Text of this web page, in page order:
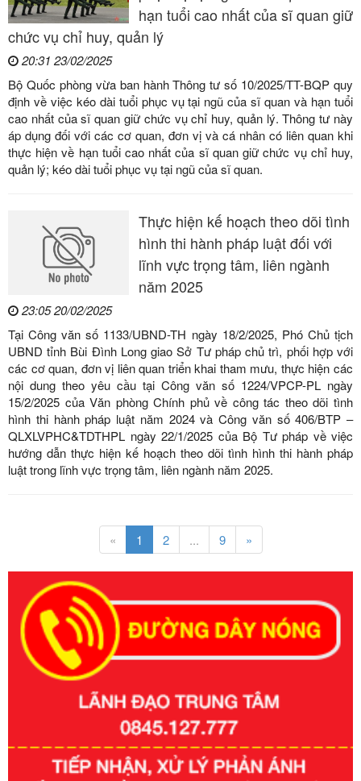
hạn tuổi cao nhất của sĩ quan giữ
chức vụ chỉ huy, quản lý
20:31 23/02/2025
Bộ Quốc phòng vừa ban hành Thông tư số 10/2025/TT-BQP quy
định về việc kéo dài tuổi phục vụ tại ngũ của sĩ quan và hạn tuổi
cao nhất của sĩ quan giữ chức vụ chỉ huy, quản lý. Thông tư này
áp dụng đối với các cơ quan, đơn vị và cá nhân có liên quan khi
thực hiện về hạn tuổi cao nhất của sĩ quan giữ chức vụ chỉ huy,
quản lý; kéo dài tuổi phục vụ tại ngũ của sĩ quan.
Thực hiện kế hoạch theo dõi tình
hình thi hành pháp luật đối với
lĩnh vực trọng tâm, liên ngành
năm 2025
23:05 20/02/2025
Tại Công văn số 1133/UBND-TH ngày 18/2/2025, Phó Chủ tịch
UBND tỉnh Bùi Đình Long giao Sở Tư pháp chủ trì, phối hợp với
các cơ quan, đơn vị liên quan triển khai tham mưu, thực hiện các
nội dung theo yêu cầu tại Công văn số 1224/VPCP-PL ngày
15/2/2025 của Văn phòng Chính phủ về công tác theo dõi tình
hình thi hành pháp luật năm 2024 và Công văn số 406/BTP –
QLXLVPHC&TDTHPL ngày 22/1/2025 của Bộ Tư pháp về việc
hướng dẫn thực hiện kế hoạch theo dõi tình hình thi hành pháp
luật trong lĩnh vực trọng tâm, liên ngành năm 2025.
« 1 2 ... 9 »